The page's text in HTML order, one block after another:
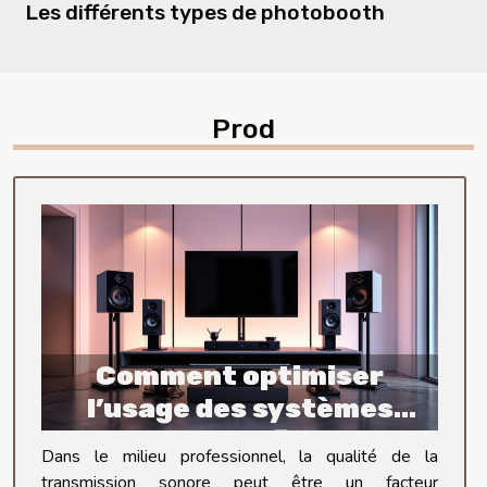
Les différents types de photobooth
Prod
Comment optimiser
l’usage des systèmes
audio sans fil pour
professionnels
Dans le milieu professionnel, la qualité de la